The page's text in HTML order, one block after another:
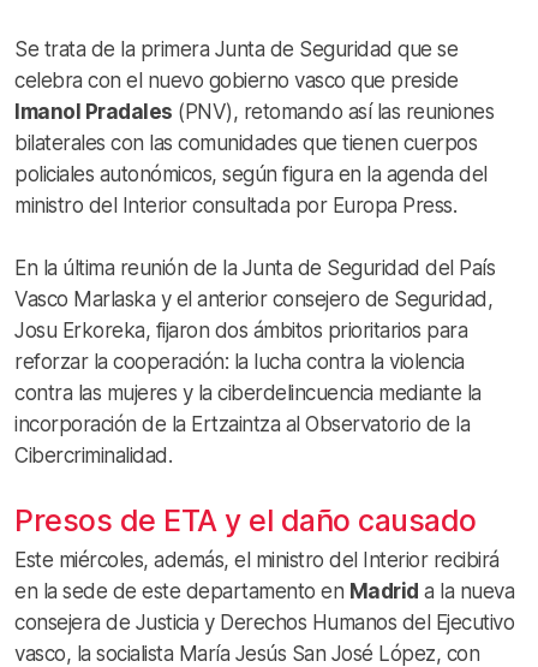
Se trata de la primera Junta de Seguridad que se
celebra con el nuevo gobierno vasco que preside
Imanol Pradales (PNV), retomando así las reuniones
bilaterales con las comunidades que tienen cuerpos
policiales autonómicos, según figura en la agenda del
ministro del Interior consultada por Europa Press.
En la última reunión de la Junta de Seguridad del País
Vasco Marlaska y el anterior consejero de Seguridad,
Josu Erkoreka, fijaron dos ámbitos prioritarios para
reforzar la cooperación: la lucha contra la violencia
contra las mujeres y la ciberdelincuencia mediante la
incorporación de la Ertzaintza al Observatorio de la
Cibercriminalidad.
Presos de ETA y el daño causado
Este miércoles, además, el ministro del Interior recibirá
en la sede de este departamento en Madrid a la nueva
consejera de Justicia y Derechos Humanos del Ejecutivo
vasco, la socialista María Jesús San José López, con